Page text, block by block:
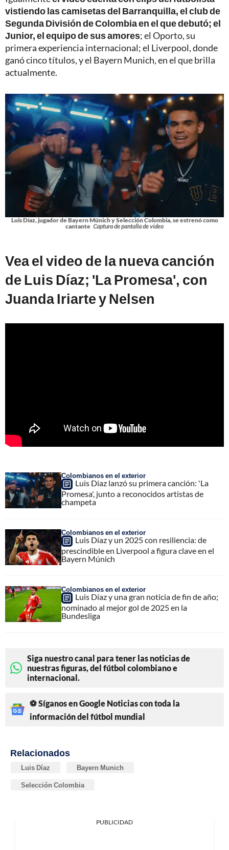
vistiendo las camisetas del Barranquilla, el club de
Segunda División de Colombia en el que debutó; el
Junior, el equipo de sus amores; el Oporto, su
primera experiencia internacional; el Liverpool, donde
ganó cinco títulos, y el Bayern Munich, en el que brilla
actualmente.
Luis Díaz, jugador de Bayern Múnich y Selección Colombia, se estrenó como
cantante Captura de pantalla de video
Vea el video de la nueva canción
de Luis Díaz; 'La Promesa', con
Juanda Iriarte y Nelsen
Colombianos en el exterior
Luis Díaz lanzó su primera canción: 'La
Promesa', junto a reconocidos artistas de
champeta
Colombianos en el exterior
Luis Díaz y un 2025 con resiliencia: de
prescindible en Liverpool a figura clave en el
Bayern Múnich
Colombianos en el exterior
Luis Díaz y una gran noticia de fin de año;
nominado al mejor gol de 2025 en la
Bundesliga
Siga nuestro canal para tener las noticias de
nuestras figuras, del fútbol colombiano e
internacional.
⚽ Síganos en Google Noticias con toda la
información del fútbol mundial
Relacionados
Luis Díaz Bayern Munich
Selección Colombia
PUBLICIDAD